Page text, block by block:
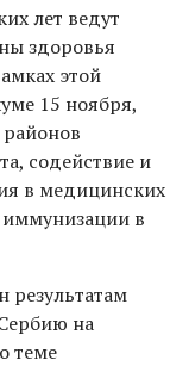
лет ведут
здоровья
этой
15 ноября,
районов
содействие и
в медицинских
иммунизации в
результатам
на
теме